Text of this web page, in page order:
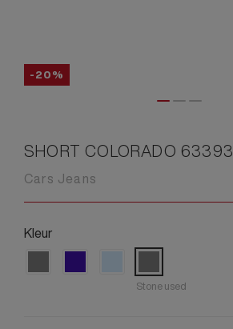
-20%
SHORT COLORADO 63393
Cars Jeans
Kleur
Stone used